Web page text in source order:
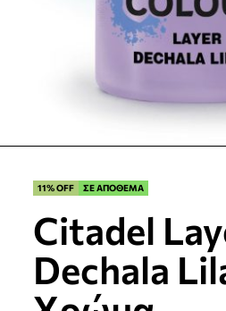
11% OFF ΣΕ ΑΠΟΘΕΜΑ
Citadel
Dechala